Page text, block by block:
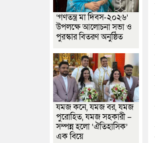
‘গণতন্ত্র মা দিবস-২০২৬’
উপলক্ষে আলোচনা সভা ও
পুরস্কার বিতরণ অনুষ্ঠিত
যমজ কনে, যমজ বর, যমজ
পুরোহিত, যমজ সহকারী –
সম্পন্ন হলো ‘ঐতিহাসিক’
এক বিয়ে